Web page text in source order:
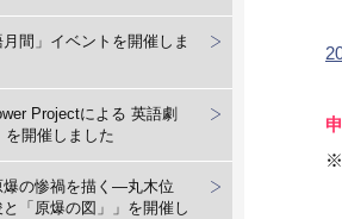
※
月間」イベントを開催しま
Projectによる 英語劇
を開催しました
爆の惨禍を描く―丸木位
「原爆の図」」を開催し